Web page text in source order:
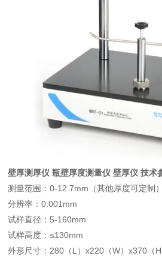
壁厚测厚仪 瓶壁厚度测量仪 壁厚仪 技术
测量范围：0-12.7mm（其他厚度可定制）
分辨率：0.001mm
试样直径：5-160mm
试样高度：≤130mm
外形尺寸：280（L）x220（W）x370（